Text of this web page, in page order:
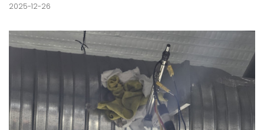
2025-12-26